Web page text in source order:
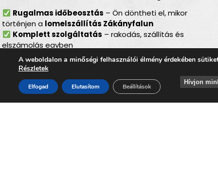
Rugalmas időbeosztás – Ön döntheti el, mikor
történjen a lomelszállítás Zákányfalun
Komplett szolgáltatás – rakodás, szállítás és
elszámolás egyben
Bírságmentes megoldás– nem kell közterületre
kihelyezni a lomokat
Környezetbarát feldolgozás– felelős, szelektív
hulladékkezelés
A weboldalon a minőségi felhasználói élmény érdekében
Részletek
Elfogad Elutasítom Beállítások
Hívjon